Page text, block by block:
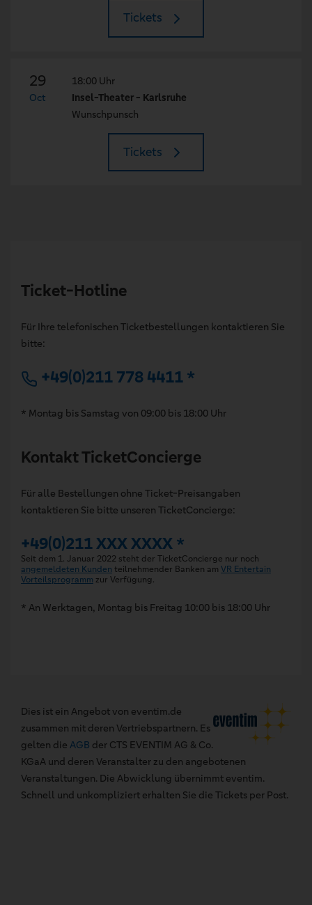
Tickets
29
Oct
18:00 Uhr
Insel-Theater - Karlsruhe
Wunschpunsch
Tickets
Ticket-Hotline
Für Ihre telefonischen Ticketbestellungen kontaktieren Sie
bitte:
+49(0)211 778 4411 *
* Montag bis Samstag von 09:00 bis 18:00 Uhr
Kontakt TicketConcierge
Für alle Bestellungen ohne Ticket-Preisangaben
kontaktieren Sie bitte unseren TicketConcierge:
+49(0)211 XXX XXXX *
Seit dem 1. Januar 2022 steht der TicketConcierge nur noch
angemeldeten Kunden teilnehmender Banken am VR Entertain
Vorteilsprogramm zur Verfügung.
* An Werktagen, Montag bis Freitag 10:00 bis 18:00 Uhr
Dies ist ein Angebot von eventim.de
zusammen mit deren Vertriebspartnern. Es
gelten die AGB der CTS EVENTIM AG & Co.
KGaA und deren Veranstalter zu den angebotenen
Veranstaltungen. Die Abwicklung übernimmt eventim.
Schnell und unkompliziert erhalten Sie die Tickets per Post.